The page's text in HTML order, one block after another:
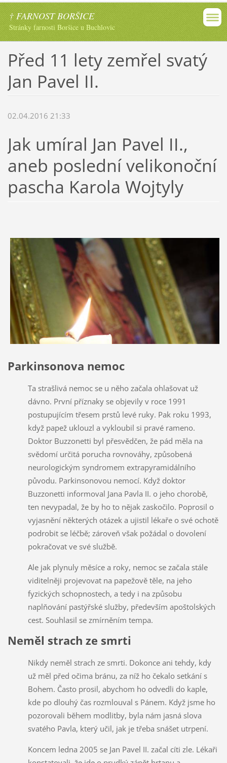
† FARNOST BORŠICE
Stránky farnosti Boršice u Buchlovic
Před 11 lety zemřel svatý
Jan Pavel II.
02.04.2016 21:33
Jak umíral Jan Pavel II.,
aneb poslední velikonoční
pascha Karola Wojtyly
Parkinsonova nemoc
Ta strašlivá nemoc se u něho začala ohlašovat už
dávno. První příznaky se objevily v roce 1991
postupujícím třesem prstů levé ruky. Pak roku 1993,
když papež uklouzl a vykloubil si pravé rameno.
Doktor Buzzonetti byl přesvědčen, že pád měla na
svědomí určitá porucha rovnováhy, způsobená
neurologickým syndromem extrapyramidálního
původu. Parkinsonovou nemocí. Když doktor
Buzzonetti informoval Jana Pavla II. o jeho chorobě,
ten nevypadal, že by ho to nějak zaskočilo. Poprosil o
vyjasnění některých otázek a ujistil lékaře o své ochotě
podrobit se léčbě; zároveň však požádal o dovolení
pokračovat ve své službě.
Ale jak plynuly měsíce a roky, nemoc se začala stále
viditelněji projevovat na papežově těle, na jeho
fyzických schopnostech, a tedy i na způsobu
naplňování pastýřské služby, především apoštolských
cest. Souhlasil se zmírněním tempa.
Neměl strach ze smrti
Nikdy neměl strach ze smrti. Dokonce ani tehdy, kdy
už měl před očima bránu, za níž ho čekalo setkání s
Bohem. Často prosil, abychom ho odvedli do kaple,
kde po dlouhý čas rozmlouval s Pánem. Když jsme ho
pozorovali během modlitby, byla nám jasná slova
svatého Pavla, který učil, jak je třeba snášet utrpení.
Koncem ledna 2005 se Jan Pavel II. začal cíti zle. Lékaři